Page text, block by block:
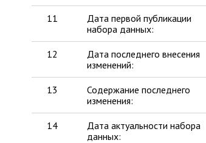
11
Дата первой публикации
набора данных:
12
Дата последнего внесения
изменений:
13
Содержание последнего
изменения:
14
Дата актуальности набора
данных: